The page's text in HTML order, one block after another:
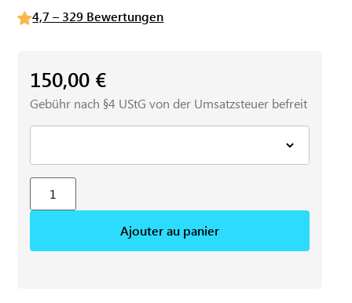
4,7 – 329 Bewertungen
150,00 €
Gebühr nach §4 UStG von der Umsatzsteuer befreit
Ajouter au panier